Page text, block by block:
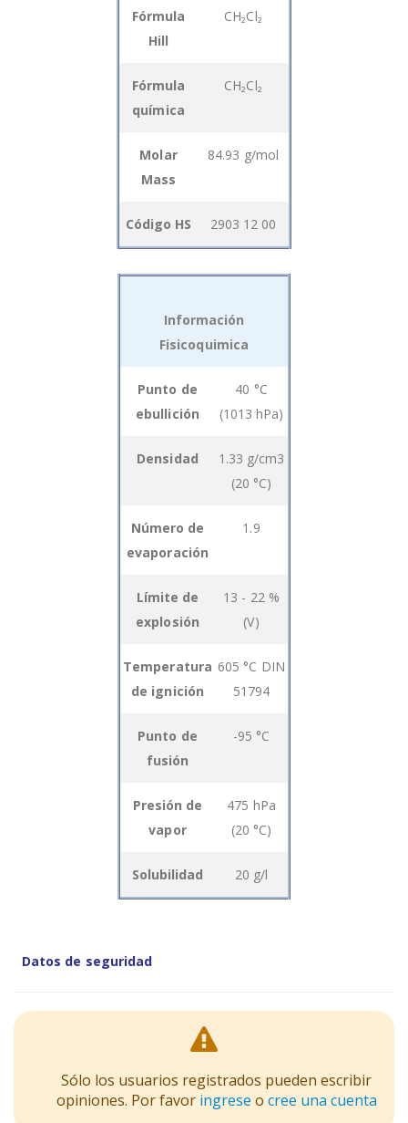
Fórmula
Hill
CH₂Cl₂
Fórmula
química
CH₂Cl₂
Molar
Mass
84.93 g/mol
Código HS 2903 12 00
Información
Fisicoquimica
Punto de
ebullición
40 °C
(1013 hPa)
Densidad
1.33 g/cm3
(20 °C)
Número de
evaporación
1.9
Límite de
explosión
13 - 22 %
(V)
Temperatura
de ignición
605 °C DIN
51794
Punto de
fusión
-95 °C
Presión de
vapor
475 hPa
(20 °C)
Solubilidad 20 g/l
Datos de seguridad
Sólo los usuarios registrados pueden escribir
opiniones. Por favor ingrese o cree una cuenta